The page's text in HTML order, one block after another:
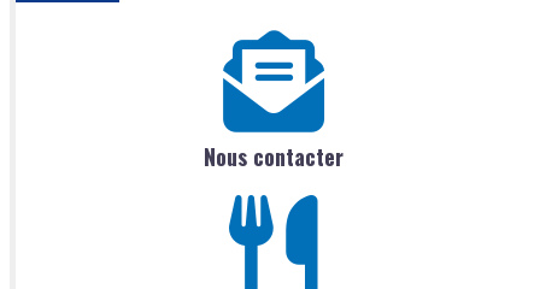
Nous contacter